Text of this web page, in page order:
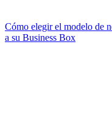
Cómo elegir el modelo de
a su Business Box